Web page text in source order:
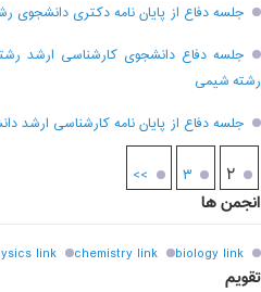
جلسه دفاع از پایان نامه دکتری دانشجوی
جلسه دفاع دانشجوی کارشناسی ارشد
رشته شیمی
جلسه دفاع از پایان نامه کارشناسی ارشد
۲ ۳ >>
انجمن ها
biology link
chemistry link
link
تقویم